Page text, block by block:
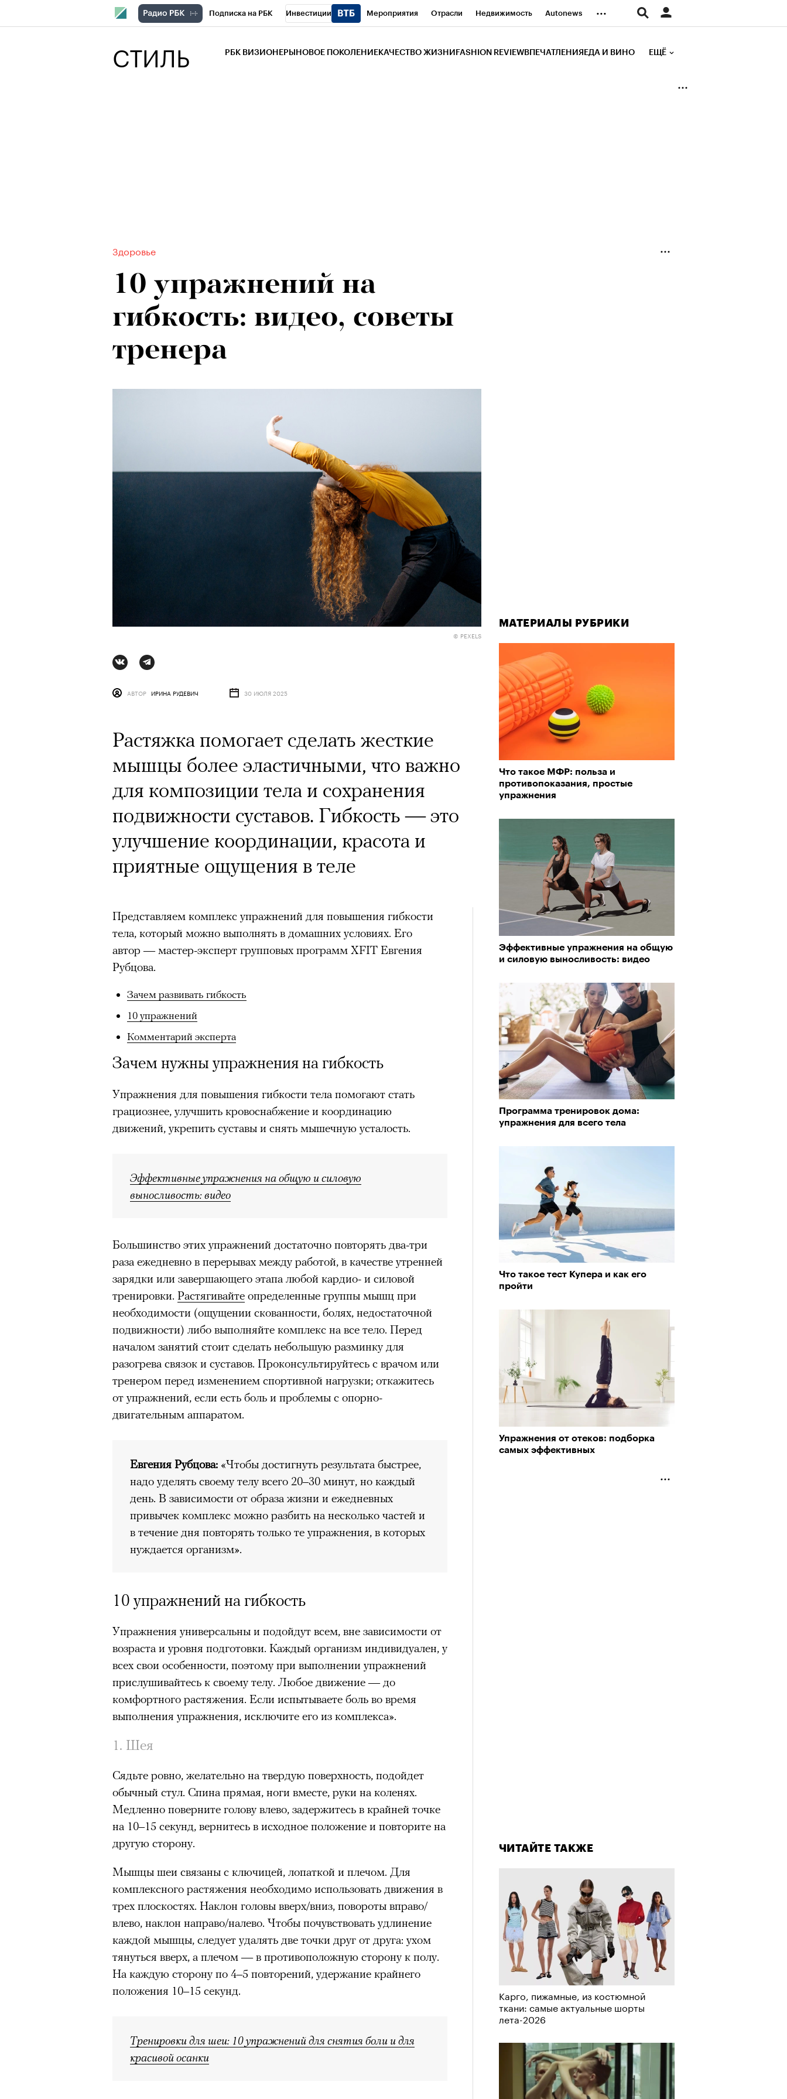
Подписка на РБК Инвестиции Мероприятия Отрасли Недвижимость Autonews ...
СТИЛЬ РБК ВИЗИОНЕРЫ НОВОЕ ПОКОЛЕНИЕ КАЧЕСТВО ЖИЗНИ FASHION REVIEW ВПЕЧАТЛЕНИЯ ЕДА И ВИНО ЕЩЁ
МАТЕРИАЛЫ РУБРИКИ
Что такое МФР: польза и
противопоказания, простые
упражнения
Эффективные упражнения на общую
и силовую выносливость: видео
Программа тренировок дома:
упражнения для всего тела
Что такое тест Купера и как его
пройти
Упражнения от отеков: подборка
самых эффективных
ЧИТАЙТЕ ТАКЖЕ
провели первую резиденцию
Карго, пижамные, из костюмной
ткани: самые актуальные шорты
лета-2026
Здоровье
10 упражнений на
гибкость: видео, советы
тренера
© PEXELS
АВТОР ИРИНА РУДЕВИЧ 30 ИЮЛЯ 2025
Растяжка помогает сделать жесткие
мышцы более эластичными, что важно
для композиции тела и сохранения
подвижности суставов. Гибкость — это
улучшение координации, красота и
приятные ощущения в теле
Представляем комплекс упражнений для повышения гибкости
тела, который можно выполнять в домашних условиях. Его
автор — мастер-эксперт групповых программ XFIT Евгения
Рубцова.
Зачем развивать гибкость
10 упражнений
Комментарий эксперта
Зачем нужны упражнения на гибкость
00:00 / 00:00
Упражнения для повышения гибкости тела помогают стать
грациознее, улучшить кровоснабжение и координацию
движений, укрепить суставы и снять мышечную усталость.
Эффективные упражнения на общую и силовую
выносливость: видео
Большинство этих упражнений достаточно повторять два-три
раза ежедневно в перерывах между работой, в качестве утренней
зарядки или завершающего этапа любой кардио- и силовой
тренировки. Растягивайте определенные группы мышц при
необходимости (ощущении скованности, болях, недостаточной
подвижности) либо выполняйте комплекс на все тело. Перед
началом занятий стоит сделать небольшую разминку для
разогрева связок и суставов. Проконсультируйтесь с врачом или
тренером перед изменением спортивной нагрузки; откажитесь
от упражнений, если есть боль и проблемы с опорно-
двигательным аппаратом.
Евгения Рубцова: «Чтобы достигнуть результата быстрее,
надо уделять своему телу всего 20–30 минут, но каждый
день. В зависимости от образа жизни и ежедневных
привычек комплекс можно разбить на несколько частей и
в течение дня повторять только те упражнения, в которых
нуждается организм».
10 упражнений на гибкость
Упражнения универсальны и подойдут всем, вне зависимости от
возраста и уровня подготовки. Каждый организм индивидуален, у
всех свои особенности, поэтому при выполнении упражнений
прислушивайтесь к своему телу. Любое движение — до
комфортного растяжения. Если испытываете боль во время
выполнения упражнения, исключите его из комплекса».
1. Шея
Сядьте ровно, желательно на твердую поверхность, подойдет
обычный стул. Спина прямая, ноги вместе, руки на коленях.
Медленно поверните голову влево, задержитесь в крайней точке
на 10–15 секунд, вернитесь в исходное положение и повторите на
другую сторону.
Мышцы шеи связаны с ключицей, лопаткой и плечом. Для
комплексного растяжения необходимо использовать движения в
трех плоскостях. Наклон головы вверх/вниз, повороты вправо/
влево, наклон направо/налево. Чтобы почувствовать удлинение
каждой мышцы, следует удалять две точки друг от друга: ухом
тянуться вверх, а плечом — в противоположную сторону к полу.
На каждую сторону по 4–5 повторений, удержание крайнего
положения 10–15 секунд.
Тренировки для шеи: 10 упражнений для снятия боли и для
красивой осанки